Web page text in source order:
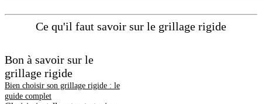
Ce qu'il faut savoir sur le grillage rigide
Bon à savoir sur le
grillage rigide
Bien choisir son grillage rigide : le
guide complet